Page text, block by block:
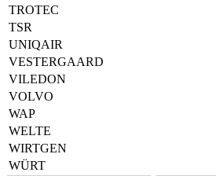
TROTEC
TSR
UNIQAIR
VESTERGAARD
VILEDON
VOLVO
WAP
WELTE
WIRTGEN
WÜRT